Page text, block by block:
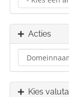
Acties
Kies valuta